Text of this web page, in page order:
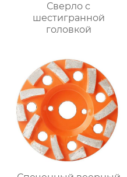
Сверло с
шестигранной
головкой